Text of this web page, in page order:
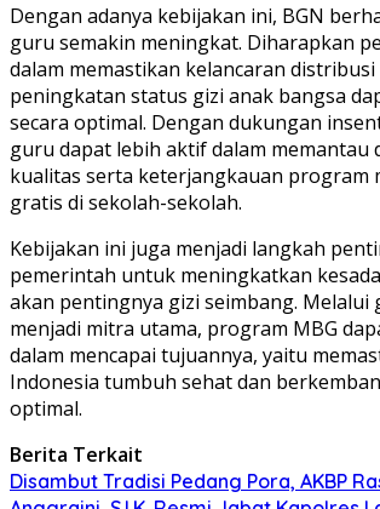
Dengan adanya kebijakan ini, BGN
guru semakin meningkat. Diharapkan
dalam memastikan kelancaran distribusi
peningkatan status gizi anak bangsa
secara optimal. Dengan dukungan
guru dapat lebih aktif dalam memantau
kualitas serta keterjangkauan program
gratis di sekolah-sekolah.
Kebijakan ini juga menjadi langkah
pemerintah untuk meningkatkan
akan pentingnya gizi seimbang. Melalui
menjadi mitra utama, program MBG
dalam mencapai tujuannya, yaitu
Indonesia tumbuh sehat dan
optimal.
Berita Terkait
Disambut Tradisi Pedang Pora, AKBP